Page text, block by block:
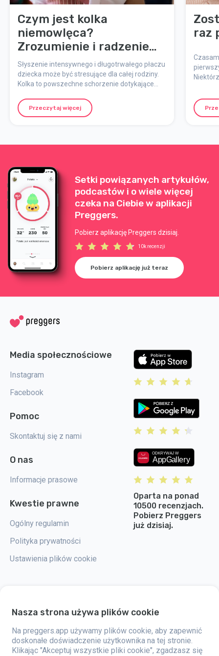
Czym jest kolka
niemowlęca?
Zrozumienie i radzenie
sobie z kolką u niemowląt
Słyszenie intensywnego i długotrwałego płaczu
dziecka może być stresujące dla całej rodziny.
Kolka to powszechne schorzenie dotykające
wyjaśniamy, czym jest kolka, na jakie objawy
należy zwrócić uwagę, możliwe przyczyny oraz
Przeczytaj więcej
raz
Setki powiązanych artykułów,
podcastów i o wiele więcej
czeka na Ciebie w aplikacji
Preggers.
Pobierz aplikację Preggers dzisiaj.
10k recenzji
Pobierz aplikację już teraz
Media społecznościowe
Instagram
Facebook
Pomoc
Skontaktuj się z nami
O nas
Informacje prasowe
Kwestie prawne
Ogólny regulamin
Polityka prywatności
Ustawienia plików cookie
Oparta na ponad
10500 recenzjach.
Pobierz Preggers
już dzisiaj.
Preggers to aplikacja stworzona przez szwedzką firmę Stroller AB w 2017
upieczonym rodzicom na całym świecie. Dzięki wszechstronnemu
zespołowi i współpracy z ekspertami, firma opracowała przyjazne dla
użytkownika aplikacje, które zostały już wykorzystane przez ponad dwa
miliony osób. Preggers oferuje unikalne doświadczenie 3D, które
Nasza strona używa plików cookie
Na preggers.app używamy plików cookie, aby zapewnić
doskonałe doświadczenie użytkownika na tej stronie.
Klikając "Akceptuj wszystkie pliki cookie", zgadzasz się